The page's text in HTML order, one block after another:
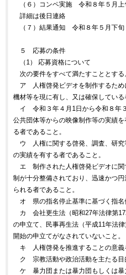
（６）コンペ実施 令和８年５月上
詳細は後日連絡
（７）結果通知 令和８年５月下旬
５ 応募の条件
（1） 応募資格について
次の要件をすべて満たすこととする
ア 人権啓発ビデオを制作するため
機材等を現に有し、又は確保している
イ 令和３年４月1日から令和８年
公共団体等からの映像制作等の実績
る者であること。
ウ 人権に関する啓発、調査、研究
の実績を有する者であること。
エ 制作された人権啓発ビデオに関
制が十分整備されており、迅速かつ
られる者であること。
オ 県の指名停止基準に基づく指名
カ 会社更生法（昭和27年法律第
の申立て、民事再生法（平成11年法
開始の申立てがなされていないこと。
キ 人権啓発を推進することの意義
ク 宗教活動や政治活動を主たる目
ケ 暴力団または暴力団もしくは暴